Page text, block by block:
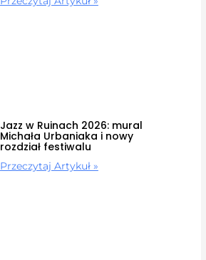
Jazz w Ruinach 2026: mural
Michała Urbaniaka i nowy
rozdział festiwalu
Przeczytaj Artykuł »